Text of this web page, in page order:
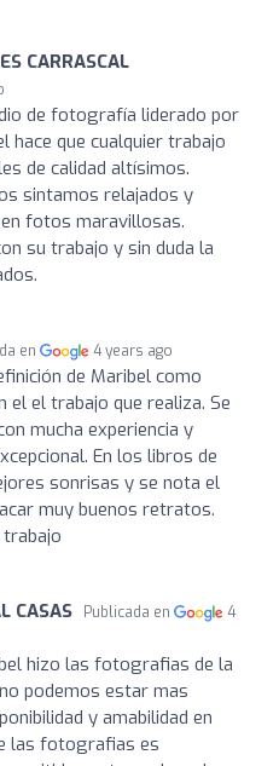
CARRASCAL
de fotografía liderado por
hace que cualquier trabajo
de calidad altísimos.
sintamos relajados y
fotos maravillosas.
su trabajo y sin duda la
en 4 years ago
de Maribel como
el el trabajo que realiza. Se
mucha experiencia y
En los libros de
sonrisas y se nota el
muy buenos retratos.
trabajo
CASAS Publicada en
4
hizo las fotografias de la
podemos estar mas
y amabilidad en
las fotografias es